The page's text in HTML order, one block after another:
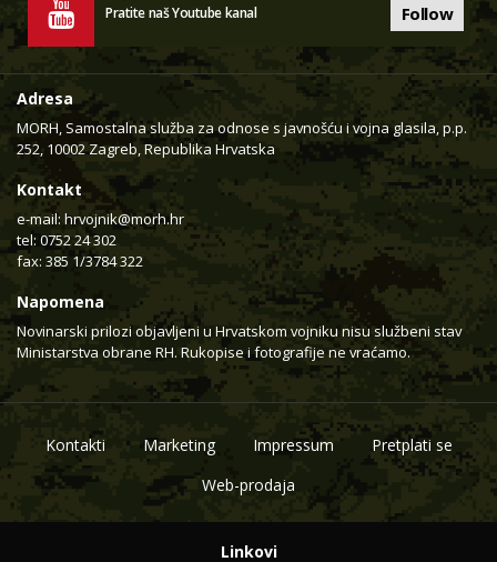
Pratite naš Youtube kanal Follow
Adresa
MORH, Samostalna služba za odnose s javnošću i vojna glasila, p.p.
252, 10002 Zagreb, Republika Hrvatska
Kontakt
e-mail: hrvojnik@morh.hr
tel: 0752 24 302
fax: 385 1/3784 322
Napomena
Novinarski prilozi objavljeni u Hrvatskom vojniku nisu službeni stav
Ministarstva obrane RH. Rukopise i fotografije ne vraćamo.
Kontakti Marketing Impressum
Pretplati se
Web-prodaja
Linkovi